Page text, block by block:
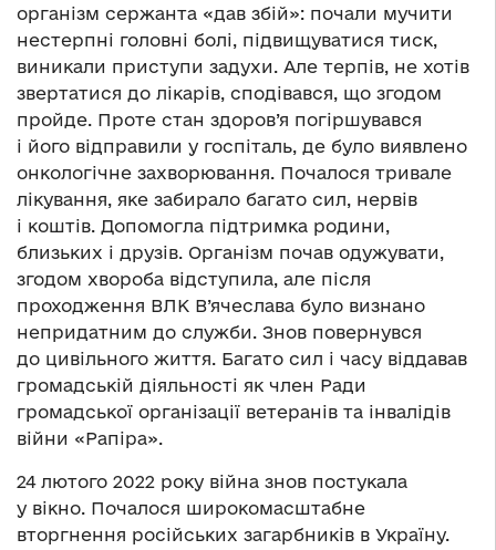
організм сержанта «дав збій»: почали мучити
нестерпні головні болі, підвищуватися тиск,
виникали приступи задухи. Але терпів, не хотів
звертатися до лікарів, сподівався, що згодом
пройде. Проте стан здоров’я погіршувався
і його відправили у госпіталь, де було виявлено
онкологічне захворювання. Почалося тривале
лікування, яке забирало багато сил, нервів
і коштів. Допомогла підтримка родини,
близьких і друзів. Організм почав одужувати,
згодом хвороба відступила, але після
проходження ВЛК В’ячеслава було визнано
непридатним до служби. Знов повернувся
до цивільного життя. Багато сил і часу віддавав
громадській діяльності як член Ради
громадської організації ветеранів та інвалідів
війни «Рапіра».
24 лютого 2022 року війна знов постукала
у вікно. Почалося широкомасштабне
вторгнення російських загарбників в Україну.